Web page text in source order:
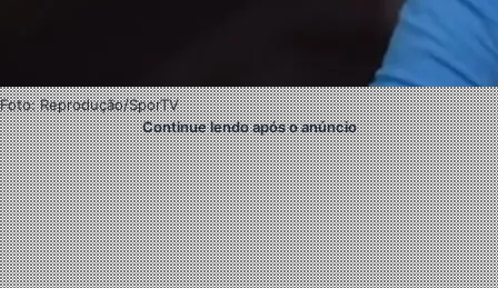
Foto: Reprodução/SporTV
Continue lendo após o anúncio